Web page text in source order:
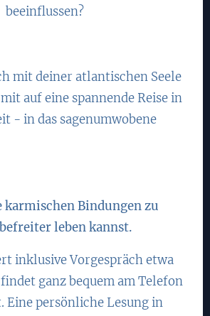
beeinflussen?
mit deiner atlantischen Seele
auf eine spannende Reise in
- in das sagenumwobene
Bindungen zu
leben kannst.
inklusive Vorgespräch etwa
ganz bequem am Telefon
Eine persönliche Lesung in